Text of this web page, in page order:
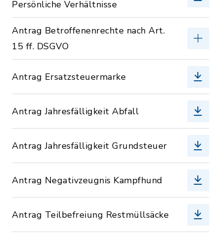
Persönliche Verhältnisse
Antrag Betroffenenrechte nach Art.
15 ff. DSGVO
Antrag Ersatzsteuermarke
Antrag Jahresfälligkeit Abfall
Antrag Jahresfälligkeit Grundsteuer
Antrag Negativzeugnis Kampfhund
Antrag Teilbefreiung Restmüllsäcke